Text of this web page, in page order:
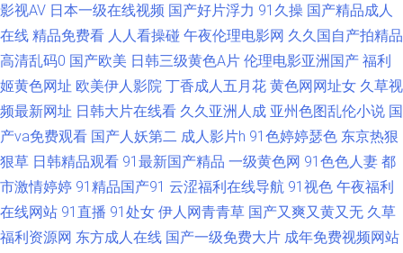
堂色男人A片 91在线国产视频观看免费 日韩欧美国产精码蜜 99福利在线视
频 日韩后入卡1 91乱码久久 草莓视频vt 99在线视频福利社 91在线大神观看
传媒 97av伊人网 97国产视频 91尤物网址 91入囗 91视频站 91麻豆久久 91
大神福利 1024三级 午夜麻豆多人福利 三级黄色视频在线看 五月婷婷香 伊人
99久久八挂海 午夜91伦理 熟女精品专区一区 日韩操B 日韩在线操B视频 人
影视AV 日本一级在线视频 国产好片浮力 91久操 国产精品成人
在线 精品免费看 人人看操碰 午夜伦理电影网 久久国自产拍精品
高清乱码0 国产欧美 日韩三级黄色A片 伦理电影亚洲国产 福利
姬黄色网址 欧美伊人影院 丁香成人五月花 黄色网网址女 久草视
频最新网址 日韩大片在线看 久久亚洲人成 亚州色图乱伦小说 国
产va免费观看 国产人妖第二 成人影片h 91色婷婷瑟色 东京热狠
狠草 日韩精品观看 91最新国产精品 一级黄色网 91色色人妻 都
市激情婷婷 91精品国产91 云涩福利在线导航 91视色 午夜福利
在线网站 91直播 91处女 伊人网青青草 国产又爽又黄又无 久草
福利资源网 东方成人在线 国产一级免费大片 成年免费视频网站